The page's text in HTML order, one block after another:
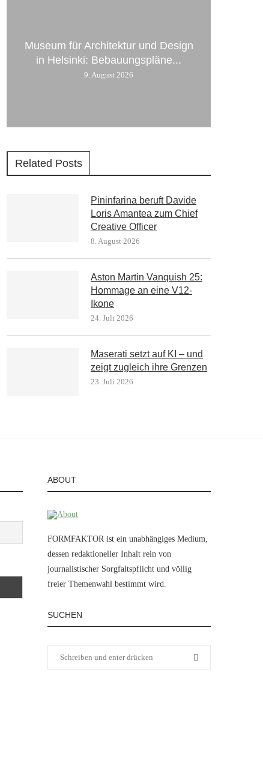
Museum für Architektur und Design
in Helsinki: Bebauungspläne...
9. August 2026
Related Posts
Pininfarina beruft Davide
Loris Amantea zum Chief
Creative Officer
8. August 2026
Aston Martin Vanquish 25:
Hommage an eine V12-
Ikone
24. Juli 2026
Maserati setzt auf KI – und
zeigt zugleich ihre Grenzen
23. Juli 2026
ABOUT
FORMFAKTOR ist ein unabhängiges Medium,
dessen redaktioneller Inhalt rein von
journalistischer Sorgfaltspflicht und völlig
freier Themenwahl bestimmt wird.
SUCHEN